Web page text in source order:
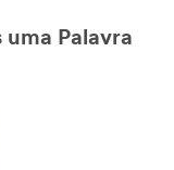
uma Palavra